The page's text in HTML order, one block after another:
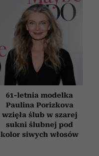
61-letnia modelka
Paulina Porizkova
wzięła ślub w szarej
sukni ślubnej pod
kolor siwych włosów